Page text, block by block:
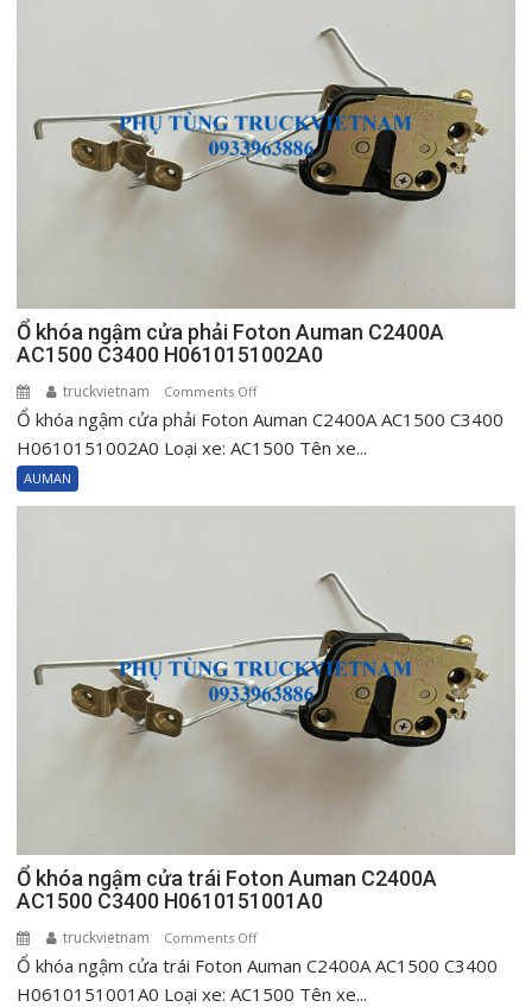
Ổ khóa ngậm cửa phải Foton Auman C2400A
AC1500 C3400 H0610151002A0
truckvietnam Comments Offon
Ổ
khóa
H0610151002A0
Ổ khóa ngậm cửa phải Foton Auman C2400A AC1500 C3400
H0610151002A0 Loại xe: AC1500 Tên xe...
AUMAN
Ổ khóa ngậm cửa trái Foton Auman C2400A
AC1500 C3400 H0610151001A0
truckvietnam Comments Offon
Ổ
khóa
Ổ khóa ngậm cửa trái Foton Auman C2400A AC1500 C3400
H0610151001A0 Loại xe: AC1500 Tên xe...